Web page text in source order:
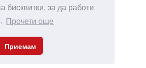
бисквитки, за да работи
Прочети още
Приемам